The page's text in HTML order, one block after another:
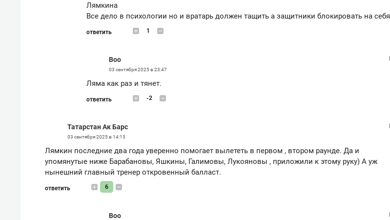
Лямкина
Все дело в психологии но и вратарь должен тащить а защитники блокировать на себя
ответить 1
Boo
03 сентября 2025 в 23:47
Ляма как раз и тянет.
ответить -2
Татарстан Ак Барс
03 сентября 2025 в 14:15
Лямкин последние два года уверенно помогает вылететь в первом , втором раунде. Да и
упомянутые ниже Барабановы, Яшкины, Галимовы, Лукояновы , приложили к этому руку) А уж
нынешний главный тренер откровенный балласт.
ответить 6
Boo